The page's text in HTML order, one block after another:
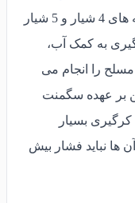
است. این سبک از مته ها با مته های 4 شیار و 5 شیار
به کمک آب،
را انجام می
بر عهده سگمنت
بسیار
ها نباید فشار بیش